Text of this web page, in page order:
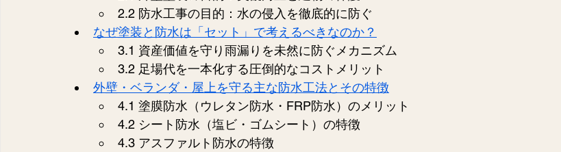
2.2 防水工事の目的：水の侵入を徹底的に防ぐ
なぜ塗装と防水は「セット」で考えるべきなのか？
3.1 資産価値を守り雨漏りを未然に防ぐメカニズム
3.2 足場代を一本化する圧倒的なコストメリット
外壁・ベランダ・屋上を守る主な防水工法とその特徴
4.1 塗膜防水（ウレタン防水・FRP防水）のメリット
4.2 シート防水（塩ビ・ゴムシート）の特徴
4.3 アスファルト防水の特徴